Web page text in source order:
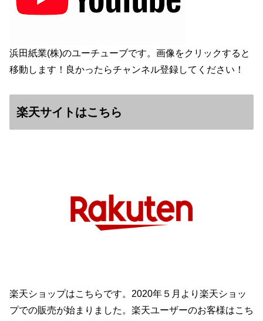
浜田紙業(株)のユーチューブです。画像をクリックすると
移動します！良かったらチャンネル登録してください！
楽天サイトはこちら
楽天ショップはこちらです。2020年５月より楽天ショッ
プでの販売が始まりました。楽天ユーザーのお客様はこち